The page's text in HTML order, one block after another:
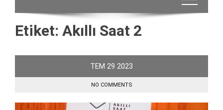
Etiket: Akıllı Saat 2
TEM 29 2023
NO COMMENTS